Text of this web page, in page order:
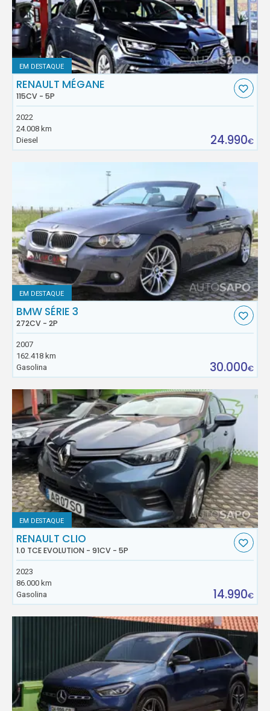
EM DESTAQUE
RENAULT MÉGANE
115CV - 5P
2022
24.008 km
Diesel
24.990€
EM DESTAQUE
BMW SÉRIE 3
272CV - 2P
2007
162.418 km
Gasolina
30.000€
EM DESTAQUE
RENAULT CLIO
1.0 TCE EVOLUTION - 91CV - 5P
2023
86.000 km
Gasolina
14.990€